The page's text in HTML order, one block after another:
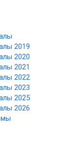
2019
2020
2021
2022
2023
2025
2026